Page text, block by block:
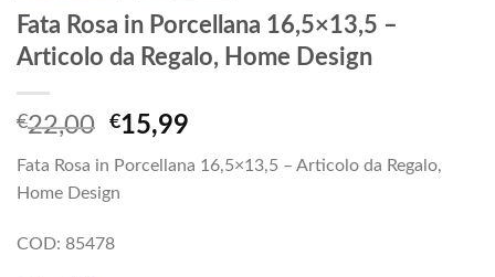
Fata Rosa in Porcellana 16,5×13,5 –
Articolo da Regalo, Home Design
€22,00 Il
originale
era:
€22,00.
€15,99
attuale
Fata Rosa in Porcellana 16,5×13,5 – Articolo da Regalo,
Home Design
COD: 85478